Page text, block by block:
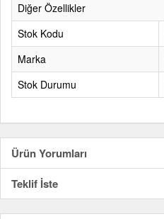
Diğer Özellikler
Stok Kodu
Marka
Stok Durumu
Ürün Yorumları
Teklif İste